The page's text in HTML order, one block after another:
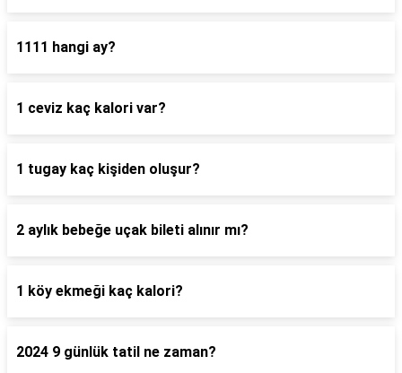
1111 hangi ay?
1 ceviz kaç kalori var?
1 tugay kaç kişiden oluşur?
2 aylık bebeğe uçak bileti alınır mı?
1 köy ekmeği kaç kalori?
2024 9 günlük tatil ne zaman?